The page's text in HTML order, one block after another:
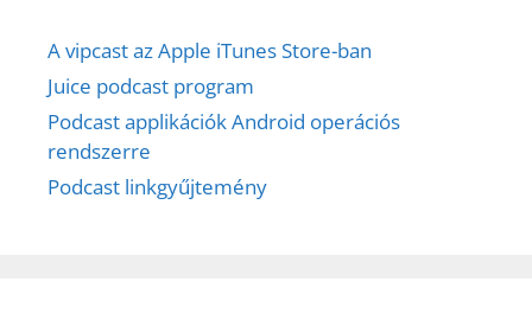
A vipcast az Apple iTunes Store-ban
Juice podcast program
Podcast applikációk Android operációs
rendszerre
Podcast linkgyűjtemény